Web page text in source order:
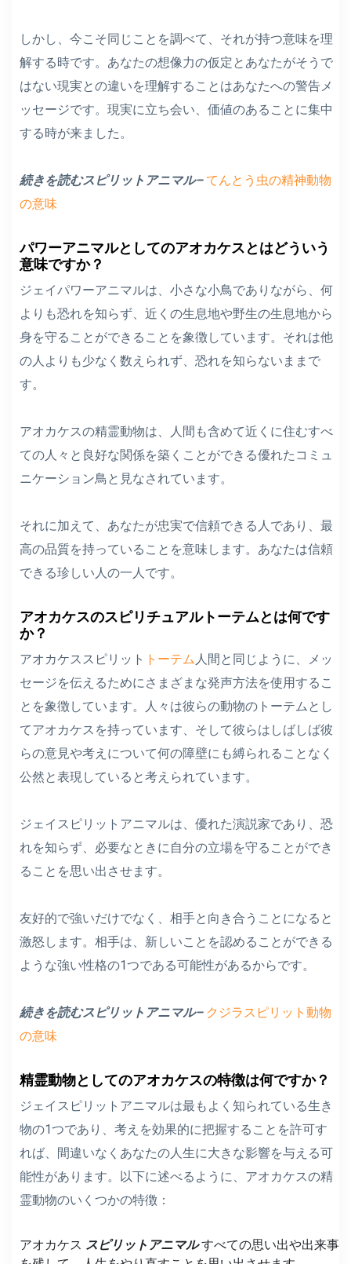
しかし、今こそ同じことを調べて、それが持つ意味を理
解する時です。あなたの想像力の仮定とあなたがそうで
はない現実との違いを理解することはあなたへの警告メ
ッセージです。現実に立ち会い、価値のあることに集中
する時が来ました。
続きを読むスピリットアニマル– てんとう虫の精神動物
の意味
パワーアニマルとしてのアオカケスとはどういう
意味ですか？
ジェイパワーアニマルは、小さな小鳥でありながら、何
よりも恐れを知らず、近くの生息地や野生の生息地から
身を守ることができることを象徴しています。それは他
の人よりも少なく数えられず、恐れを知らないままで
す。
アオカケスの精霊動物は、人間も含めて近くに住むすべ
ての人々と良好な関係を築くことができる優れたコミュ
ニケーション鳥と見なされています。
それに加えて、あなたが忠実で信頼できる人であり、最
高の品質を持っていることを意味します。あなたは信頼
できる珍しい人の一人です。
アオカケスのスピリチュアルトーテムとは何です
か？
アオカケススピリット トーテム人間と同じように、メッ
セージを伝えるためにさまざまな発声方法を使用するこ
とを象徴しています。人々は彼らの動物のトーテムとし
てアオカケスを持っています、そして彼らはしばしば彼
らの意見や考えについて何の障壁にも縛られることなく
公然と表現していると考えられています。
ジェイスピリットアニマルは、優れた演説家であり、恐
れを知らず、必要なときに自分の立場を守ることができ
ることを思い出させます。
友好的で強いだけでなく、相手と向き合うことになると
激怒します。相手は、新しいことを認めることができる
ような強い性格の1つである可能性があるからです。
続きを読むスピリットアニマル– クジラスピリット動物
の意味
精霊動物としてのアオカケスの特徴は何ですか？
ジェイスピリットアニマルは最もよく知られている生き
物の1つであり、考えを効果的に把握することを許可す
れば、間違いなくあなたの人生に大きな影響を与える可
能性があります。以下に述べるように、アオカケスの精
霊動物のいくつかの特徴：
アオカケス スピリットアニマル すべての思い出や出来事